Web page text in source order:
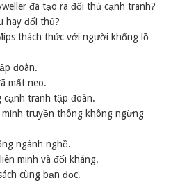
đã tạo ra đối thủ cạnh tranh?
hay đối thủ?
thách thức với người khổng lồ
đoàn.
mất neo.
tranh tập đoàn.
truyền thông không ngừng
ngành nghề.
minh và đối kháng.
cùng bạn đọc.